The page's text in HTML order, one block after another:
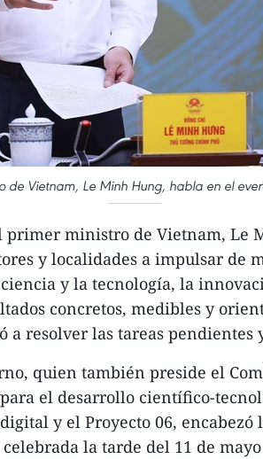
de Vietnam, Le Minh Hung, habla en el
primer ministro de Vietnam, Le
y localidades a impulsar de
y la tecnología, la
concretos, medibles y
a resolver las tareas pendientes
quien también preside el
el desarrollo científico-
y el Proyecto 06, encabezó
la tarde del 11 de